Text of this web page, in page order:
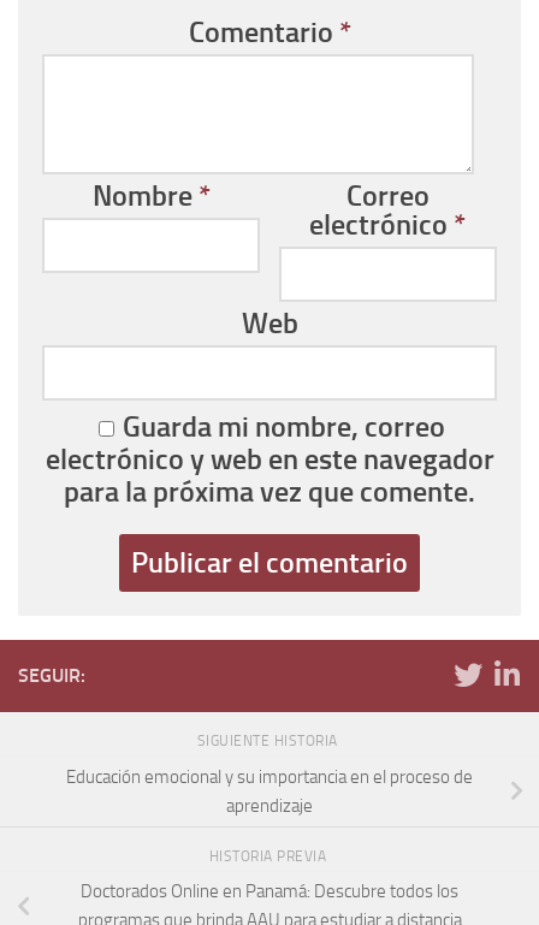
Comentario *
Nombre *
Correo
electrónico *
Web
Guarda mi nombre, correo
electrónico y web en este navegador
para la próxima vez que comente.
SEGUIR:
SIGUIENTE HISTORIA
Educación emocional y su importancia en el proceso de
aprendizaje
HISTORIA PREVIA
Doctorados Online en Panamá: Descubre todos los